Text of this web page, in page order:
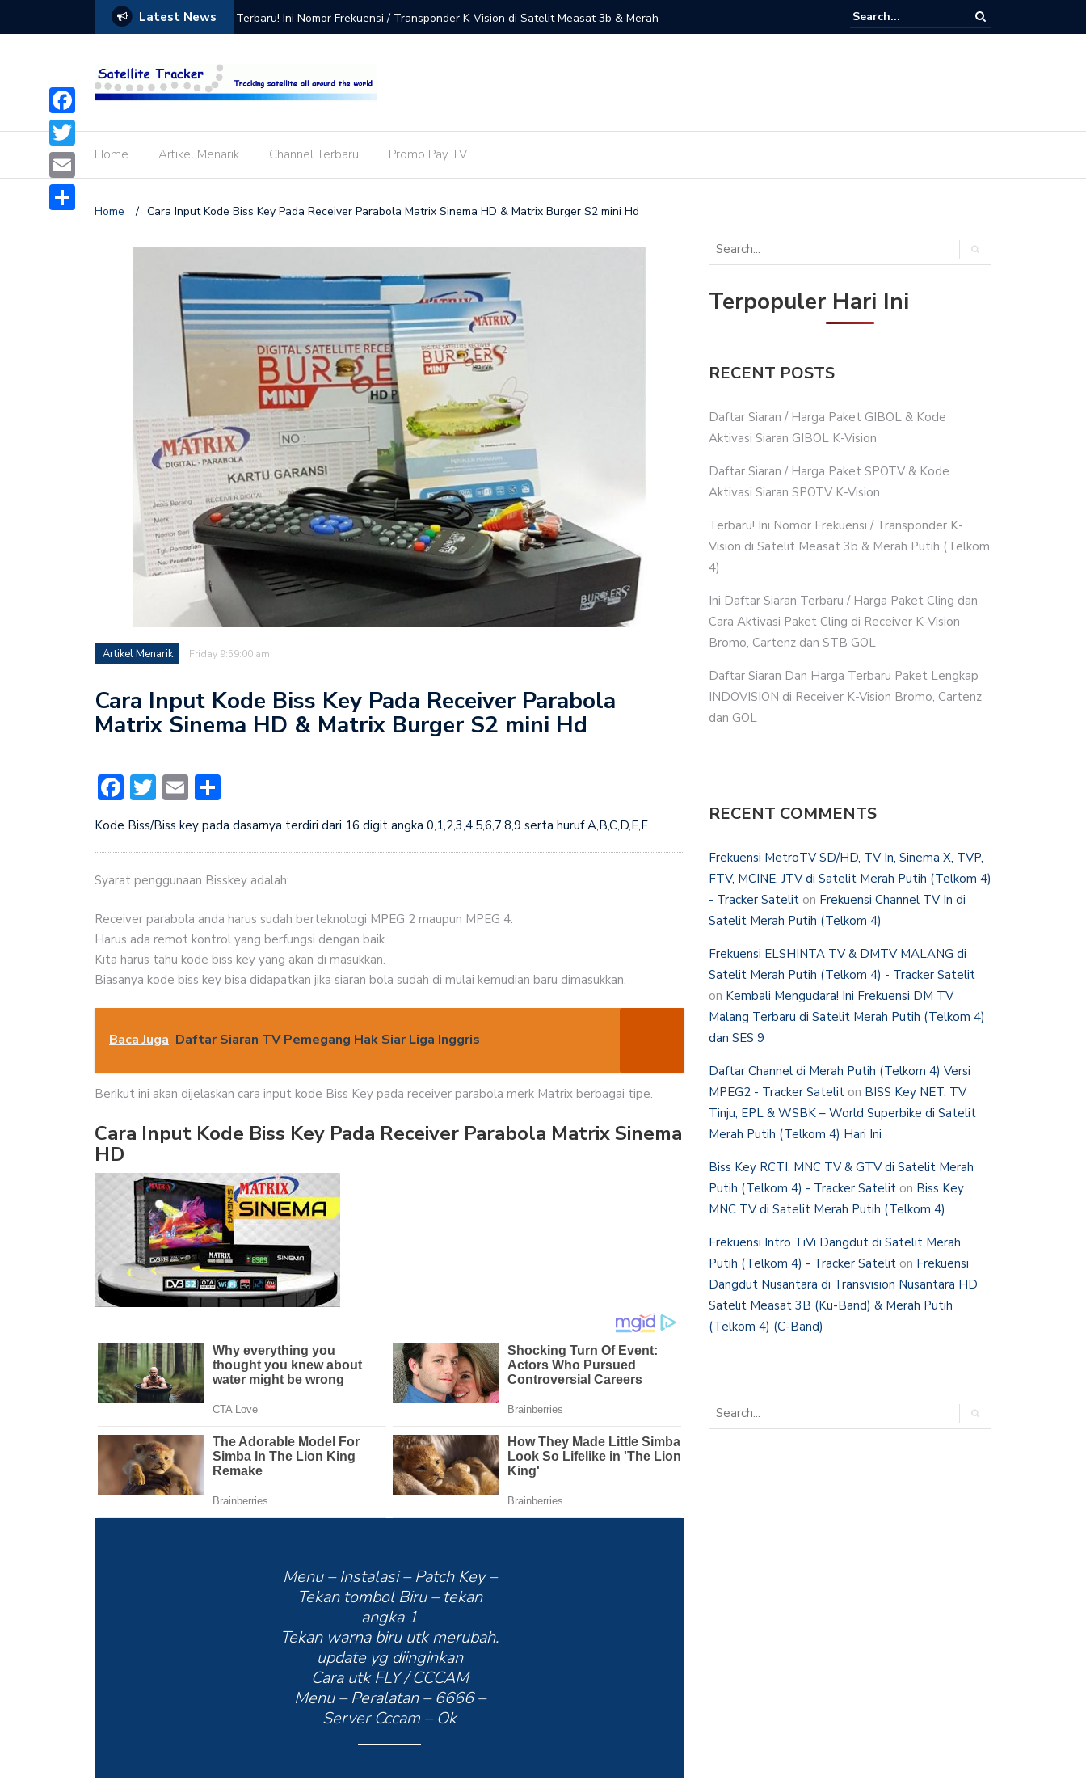
Latest News
Aktivasi Siaran SPOTV K-Vision
Terbaru! Ini Nomor Frekuensi / Transponder K-Vision di Satelit Measat 3b & Merah
Putih (Telkom 4)
Ini Daftar Siaran Terbaru / Harga Paket Cling dan Cara Aktivasi Paket Cling di
Receiver K-Vision Bromo, Cartenz dan STB GOL
Home Artikel Menarik Channel Terbaru Promo Pay TV
Home / Cara Input Kode Biss Key Pada Receiver Parabola Matrix Sinema HD & Matrix Burger S2 mini Hd
Artikel Menarik Friday 9:59:00 am
Cara Input Kode Biss Key Pada Receiver Parabola
Matrix Sinema HD & Matrix Burger S2 mini Hd
Facebook
Twitter
Email
Kode Biss/Biss key pada dasarnya terdiri dari 16 digit angka 0,1,2,3,4,5,6,7,8,9 serta huruf A,B,C,D,E,F.
Syarat penggunaan Bisskey adalah:
Receiver parabola anda harus sudah berteknologi MPEG 2 maupun MPEG 4.
Harus ada remot kontrol yang berfungsi dengan baik.
Kita harus tahu kode biss key yang akan di masukkan.
Biasanya kode biss key bisa didapatkan jika siaran bola sudah di mulai kemudian baru dimasukkan.
Baca Juga Daftar Siaran TV Pemegang Hak Siar Liga Inggris
Berikut ini akan dijelaskan cara input kode Biss Key pada receiver parabola merk Matrix berbagai tipe.
Cara Input Kode Biss Key Pada Receiver Parabola Matrix Sinema
HD
Menu – Instalasi – Patch Key –
Tekan tombol Biru – tekan
angka 1
Tekan warna biru utk merubah.
update yg diinginkan
Cara utk FLY / CCCAM
Menu – Peralatan – 6666 –
Server Cccam – Ok
Facebook
Twitter
Email
Terpopuler Hari Ini
RECENT POSTS
Daftar Siaran / Harga Paket GIBOL & Kode
Aktivasi Siaran GIBOL K-Vision
Daftar Siaran / Harga Paket SPOTV & Kode
Aktivasi Siaran SPOTV K-Vision
Terbaru! Ini Nomor Frekuensi / Transponder K-
Vision di Satelit Measat 3b & Merah Putih (Telkom
4)
Ini Daftar Siaran Terbaru / Harga Paket Cling dan
Cara Aktivasi Paket Cling di Receiver K-Vision
Bromo, Cartenz dan STB GOL
Daftar Siaran Dan Harga Terbaru Paket Lengkap
INDOVISION di Receiver K-Vision Bromo, Cartenz
dan GOL
RECENT COMMENTS
Frekuensi MetroTV SD/HD, TV In, Sinema X, TVP,
FTV, MCINE, JTV di Satelit Merah Putih (Telkom 4)
- Tracker Satelit on Frekuensi Channel TV In di
Satelit Merah Putih (Telkom 4)
Frekuensi ELSHINTA TV & DMTV MALANG di
Satelit Merah Putih (Telkom 4) - Tracker Satelit
on Kembali Mengudara! Ini Frekuensi DM TV
Malang Terbaru di Satelit Merah Putih (Telkom 4)
dan SES 9
Daftar Channel di Merah Putih (Telkom 4) Versi
MPEG2 - Tracker Satelit on BISS Key NET. TV
Tinju, EPL & WSBK – World Superbike di Satelit
Merah Putih (Telkom 4) Hari Ini
Biss Key RCTI, MNC TV & GTV di Satelit Merah
Putih (Telkom 4) - Tracker Satelit on Biss Key
MNC TV di Satelit Merah Putih (Telkom 4)
Frekuensi Intro TiVi Dangdut di Satelit Merah
Putih (Telkom 4) - Tracker Satelit on Frekuensi
Dangdut Nusantara di Transvision Nusantara HD
Satelit Measat 3B (Ku-Band) & Merah Putih
(Telkom 4) (C-Band)